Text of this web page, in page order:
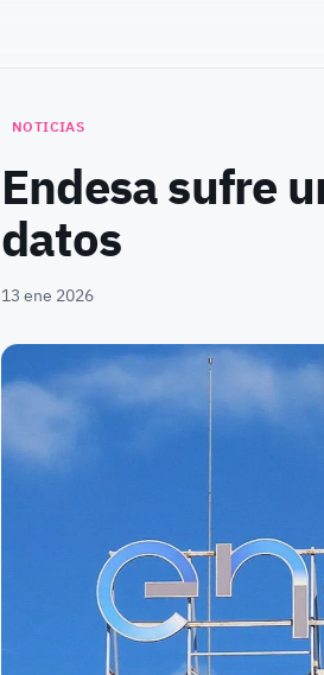
NOTICIAS
Endesa sufre
datos
13 ene 2026